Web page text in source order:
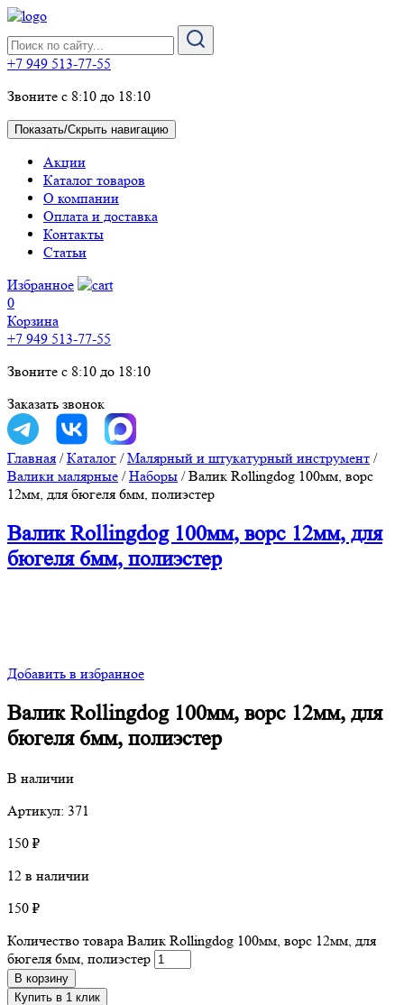
+7 949 513-77-55
Звоните с 8:10 до 18:10
Показать/Скрыть навигацию
Акции
Каталог товаров
О компании
Оплата и доставка
Контакты
Статьи
Избранное
0
Корзина
+7 949 513-77-55
Звоните с 8:10 до 18:10
Заказать звонок
Главная /Каталог /Малярный и штукатурный инструмент /
Валики малярные /Наборы /Валик Rollingdog 100мм, ворс
12мм, для бюгеля 6мм, полиэстер
Валик Rollingdog 100мм, ворс 12мм, для
бюгеля 6мм, полиэстер
Добавить в избранное
Валик Rollingdog 100мм, ворс 12мм, для
бюгеля 6мм, полиэстер
В наличии
Артикул: 371
150 ₽
12 в наличии
150 ₽
Количество товара Валик Rollingdog 100мм, ворс 12мм, для
бюгеля 6мм, полиэстер
В корзину
Купить в 1 клик